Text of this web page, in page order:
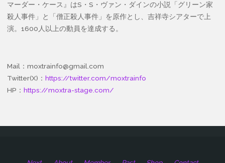
マーダー・ケース』はS・S・ヴァン・ダインの小説「グリーン家
殺人事件」と「僧正殺人事件」を原作とし、吉祥寺シアターで上
演。1600人以上の動員を達成する。
Mail：moxtrainfo@gmail.com
Twitter(X)： https://twitter.com/moxtrainfo
HP： https://moxtra-stage.com/